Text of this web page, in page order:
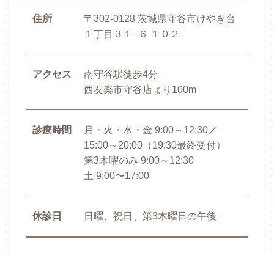
住所
〒302-0128 茨城県守谷市けやき台
１丁目３１−６ １０２
アクセス
南守谷駅徒歩4分
西友楽市守谷店より100m
診療時間
月・火・水・金 9:00～12:30／
15:00～20:00（19:30最終受付）
第3木曜のみ 9:00～12:30
土 9:00〜17:00
休診日 日曜、祝日、第3木曜日の午後